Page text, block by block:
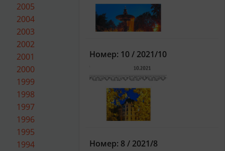
2005
2004
2003
2002
2001
2000
1999
1998
1997
1996
1995
1994
Номер: 10 / 2021/10
Номер: 8 / 2021/8